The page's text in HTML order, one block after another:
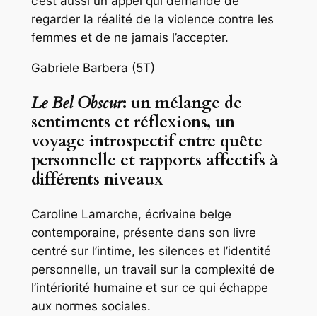
regarder la réalité de la violence contre les
femmes et de ne jamais l’accepter.
Gabriele Barbera (5T)
Le Bel Obscur: un mélange de
sentiments et réflexions, un
voyage introspectif entre quête
personnelle et rapports affectifs à
différents niveaux
Caroline Lamarche, écrivaine belge
contemporaine, présente dans son livre
centré sur l’intime, les silences et l’identité
personnelle, un travail sur la complexité de
l’intériorité humaine et sur ce qui échappe
aux normes sociales.